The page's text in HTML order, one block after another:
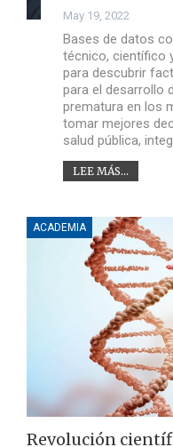
May 19, 2022
Bases de datos
técnico, científico
para descubrir
para el desarrollo
prematura en los
tomar mejores
salud pública,
LEE MÁS...
ACADEMIA
Revolución